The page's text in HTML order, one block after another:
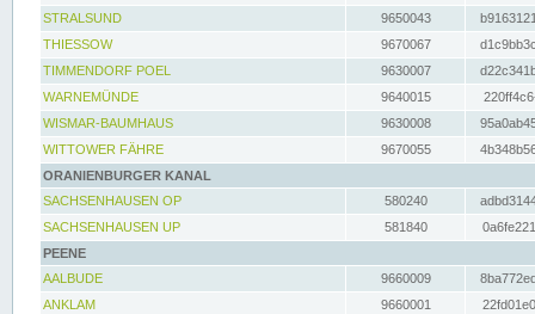
STRALSUND
9650043
THIESSOW
9670067
TIMMENDORF POEL
9630007
WARNEMÜNDE
9640015
WISMAR-BAUMHAUS
9630008
WITTOWER FÄHRE
9670055
ORANIENBURGER KANAL
SACHSENHAUSEN OP
580240
SACHSENHAUSEN UP
581840
PEENE
AALBUDE
9660009
ANKLAM
9660001